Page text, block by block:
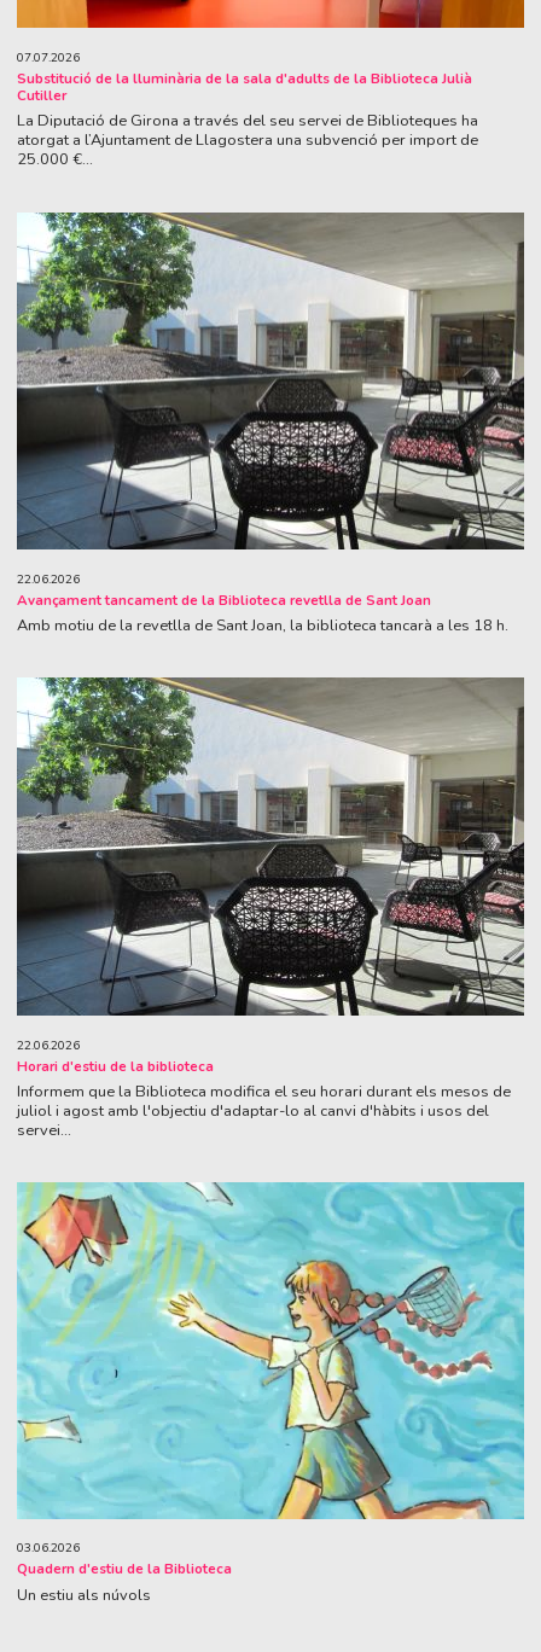
07.07.2026
Substitució de la lluminària de la sala d'adults de la Biblioteca Julià
Cutiller
La Diputació de Girona a través del seu servei de Biblioteques ha
atorgat a l’Ajuntament de Llagostera una subvenció per import de
25.000 €...
22.06.2026
Avançament tancament de la Biblioteca revetlla de Sant Joan
Amb motiu de la revetlla de Sant Joan, la biblioteca tancarà a les 18 h.
22.06.2026
Horari d'estiu de la biblioteca
Informem que la Biblioteca modifica el seu horari durant els mesos de
juliol i agost amb l'objectiu d'adaptar-lo al canvi d'hàbits i usos del
servei...
03.06.2026
Quadern d'estiu de la Biblioteca
Un estiu als núvols